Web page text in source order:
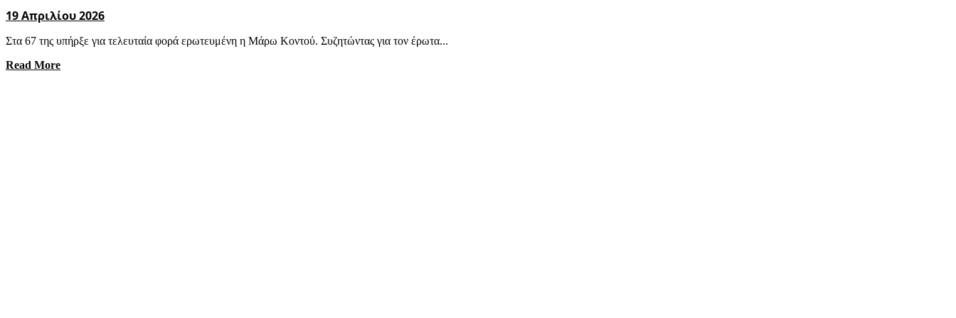
19 Απριλίου 2026
Στα 67 της υπήρξε για τελευταία φορά ερωτευμένη η Μάρω Κοντού. Συζητώντας για τον έρωτα...
Read More